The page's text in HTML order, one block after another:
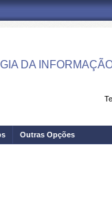
DA
Outras Opções